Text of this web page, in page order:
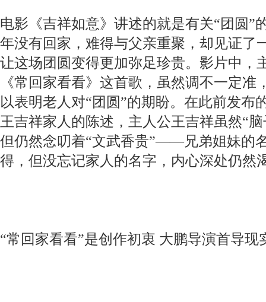
电影《吉祥如意》讲述的就是有关“团圆”
年没有回家，难得与父亲重聚，却见证了
让这场团圆变得更加弥足珍贵。影片中，
《常回家看看》这首歌，虽然调不一定准
以表明老人对“团圆”的期盼。在此前发布
王吉祥家人的陈述，主人公王吉祥虽然“
但仍然念叨着“文武香贵”——兄弟姐妹的
得，但没忘记家人的名字，内心深处仍然
“常回家看看”是创作初衷 大鹏导演首导